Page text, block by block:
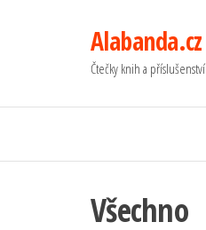
Alabanda.cz
Čtečky knih a příslušenství
Všechno